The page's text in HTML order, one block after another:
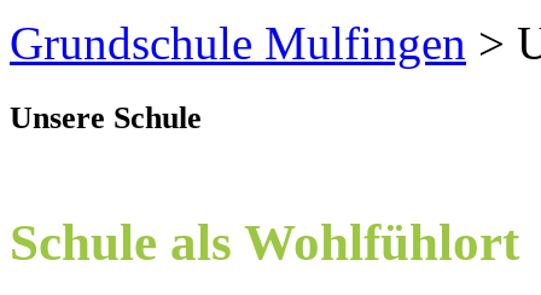
Grundschule Mulfingen >
Unsere Schule
Schule als Wohlfühlort